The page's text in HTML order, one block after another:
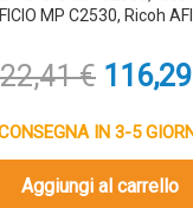
MP C2530, Ricoh
€ Il
era:
122,41
116,29
IN 3-5
Aggiungi al carrello